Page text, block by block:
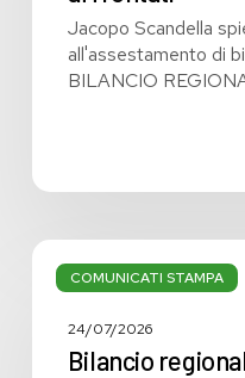
Jacopo Scandella
all'assestamento di
BILANCIO
COMUNICATI STAMPA
Bilancio
regionale:
svolta
24/07/2026
Bilancio